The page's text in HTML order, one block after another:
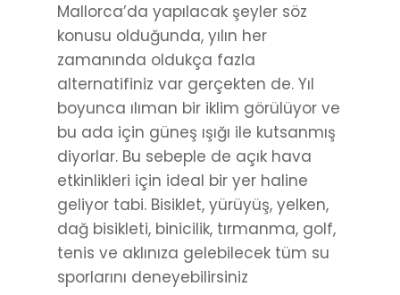
Mallorca’da yapılacak şeyler söz
konusu olduğunda, yılın her
zamanında oldukça fazla
alternatifiniz var gerçekten de. Yıl
boyunca ılıman bir iklim görülüyor ve
bu ada için güneş ışığı ile kutsanmış
diyorlar. Bu sebeple de açık hava
etkinlikleri için ideal bir yer haline
geliyor tabi. Bisiklet, yürüyüş, yelken,
dağ bisikleti, binicilik, tırmanma, golf,
tenis ve aklınıza gelebilecek tüm su
sporlarını deneyebilirsiniz